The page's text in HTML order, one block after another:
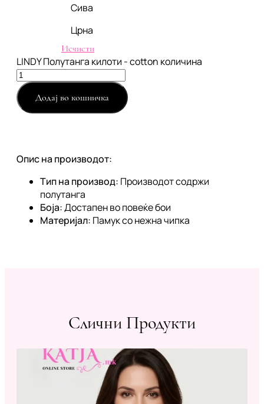
Сива
Црна
Исчисти
LINDY Полутанга килоти - cotton количина
Додај во кошничка
Опис на производот:
Тип на производ: Производот содржи
полутанга
Боја:Достапен во повеќе бои
Материјал: Памук со нежна чипка
Слични Продукти